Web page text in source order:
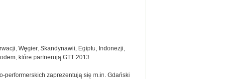
Węgier, Skandynawii, Egiptu, Indonezji,
które partnerują GTT 2013.
performerskich zaprezentują się m.in. Gdański